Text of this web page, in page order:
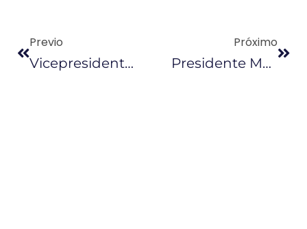
Previo
Vicepresidente Sonnenholzner Reitera Que El IVA No Subirá
Próximo
Presidente Moreno Destaca Apoyo Del BID En Desarrollo De Ecuador